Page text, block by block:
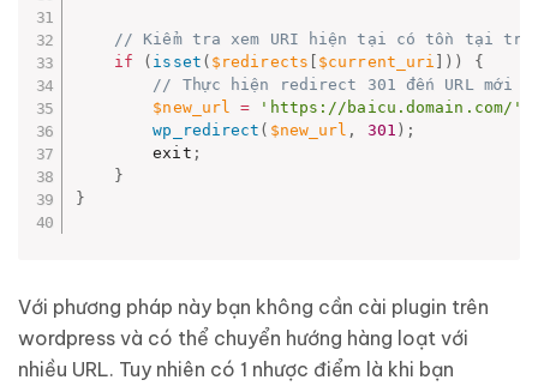
// Kiểm tra xem URI hiện tại có tồn tại
if
( isset ( $redirects $current_uri ) )
{
// Thực hiện redirect 301 đến URL mới
$new_url
= 'https://baicu.domain.com/'
wp_redirect ( $new_url , 301 ) ;
        exit
;
}
}
Với phương pháp này bạn không cần cài plugin trên
wordpress và có thể chuyển hướng hàng loạt với
nhiều URL. Tuy nhiên có 1 nhược điểm là khi bạn